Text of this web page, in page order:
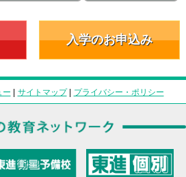
入学のお申込み
ー | サイトマップ| プライバシー・ポリシー